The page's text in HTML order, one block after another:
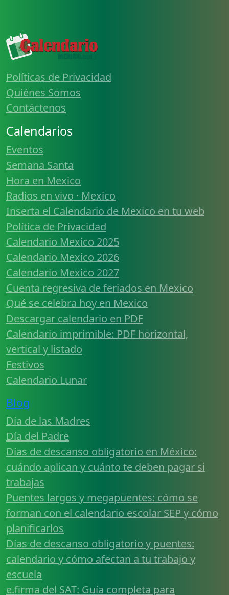
Políticas de Privacidad
Quiénes Somos
Contáctenos
Calendarios
Eventos
Semana Santa
Hora en Mexico
Radios en vivo · Mexico
Inserta el Calendario de Mexico en tu web
Política de Privacidad
Calendario Mexico 2025
Calendario Mexico 2026
Calendario Mexico 2027
Cuenta regresiva de feriados en Mexico
Qué se celebra hoy en Mexico
Descargar calendario en PDF
Calendario imprimible: PDF horizontal,
vertical y listado
Festivos
Calendario Lunar
Blog
Día de las Madres
Día del Padre
Días de descanso obligatorio en México:
cuándo aplican y cuánto te deben pagar si
trabajas
Puentes largos y megapuentes: cómo se
forman con el calendario escolar SEP y cómo
planificarlos
Días de descanso obligatorio y puentes:
calendario y cómo afectan a tu trabajo y
escuela
e.firma del SAT: Guía completa para